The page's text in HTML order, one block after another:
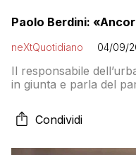
Paolo Berdini:
neXtQuotidiano 04/09/
Il responsabile
in giunta e parla del
Condividi